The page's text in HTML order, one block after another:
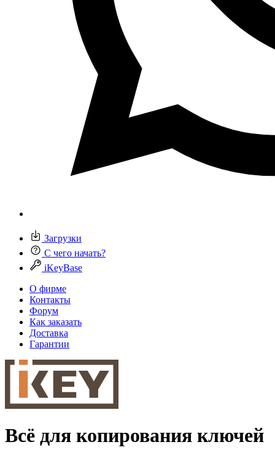
Загрузки
С чего начать?
iKeyBase
О фирме
Контакты
Форум
Как заказать
Доставка
Гарантии
Всё для копирования ключей